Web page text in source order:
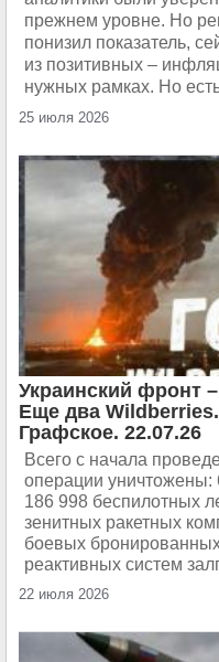
прежнем уровне. Но
понизил показатель,
из позитивных –
нужных рамках. Но
25 июля 2026
Украинский фронт
Еще два
Графское. 22.07.26
Всего с начала
операции уничтожены:
186 998 беспилотных
зенитных ракетных
боевых
реактивных систем
22 июля 2026